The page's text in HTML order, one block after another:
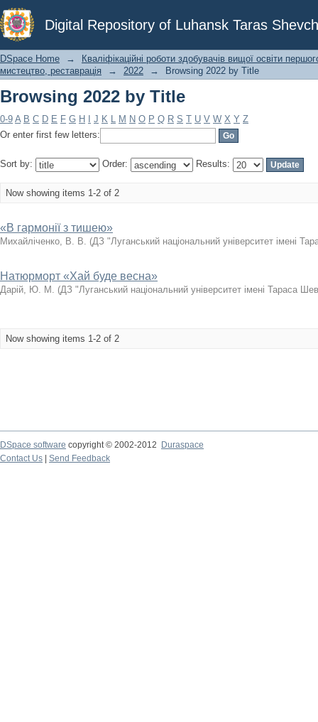
Digital Repository of Luhansk Taras
Browsing 2022 by Title
DSpace Home →
Кваліфікаційні роботи здобувачів вищої освіти
мистецтво, реставрація
→ 2022 → Browsing 2022 by Title
Browsing 2022 by Title
0-9 A B C D E F G H J K L M N O P Q R S T U V W X Y Z
Or enter first few letters:
Sort by: Order: Results:
Now showing items 1-2 of 2
«В гармонії з тишею»
Михайліченко, В. В. (ДЗ "Луганський національний університет імені
Натюрморт «Хай буде весна»
Дарій, Ю. М. (ДЗ "Луганський національний університет імені Тараса
Now showing items 1-2 of 2
DSpace software copyright © 2002-2012
Duraspace
Contact Us
Send Feedback